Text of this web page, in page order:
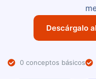
Descárgalo
0 conceptos básicos